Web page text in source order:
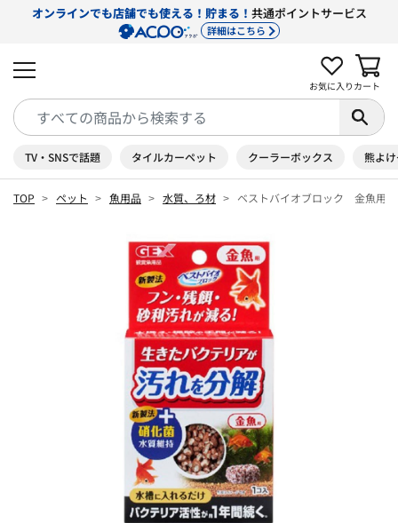
オンラインでも店舗でも使える！貯まる！ 共通ポイントサービス
詳細はこちら
お気に入り カート
TV・SNSで話題 タイルカーペット クーラーボックス 熊よ
TOP ペット 魚用品 水質、ろ材 ベストバイオブロック 金魚用